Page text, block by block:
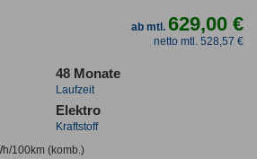
ab mtl.629,00 €
netto mtl. 528,57 €
48 Monate
Laufzeit
Elektro
Kraftstoff
100km(komb.)